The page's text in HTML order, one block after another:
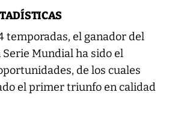
temporadas, el ganador del
Mundial ha sido el
de los cuales
el primer triunfo en calidad